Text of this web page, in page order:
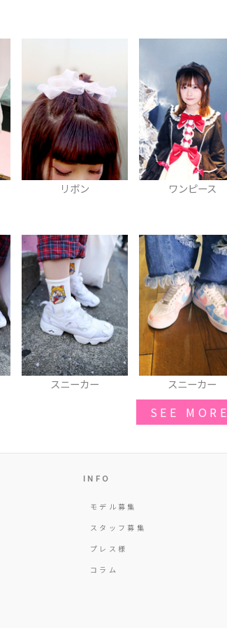
ワンピース ネイル
スニーカー ジャンパー
SEE MORE
INFO
モデル募集
スタッフ募集
プレス様
コラム